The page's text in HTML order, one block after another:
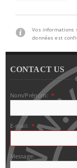
Vos informations
données est
CONTACT US
Nom/Prénom: *
E-mail: *
Message: